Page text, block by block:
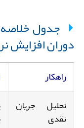
افزایش نرخ
راهکار
تحلیل جریان
نقدی